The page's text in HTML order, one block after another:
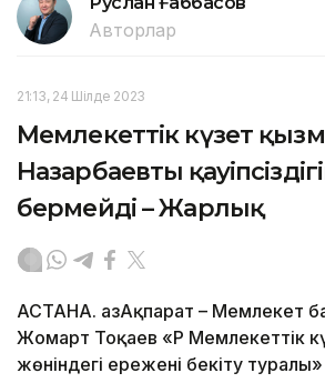
Авторлар
21:13, 24 Шілде 2023
Мемлекеттік күзет
Назарбаевтың
бермейді – Жарлық
АСТАНА. ҚазАқпарат – Мемлекет
Жомарт Тоқаев «ҚР Мемлекеттік
жөніндегі ережені бекіту